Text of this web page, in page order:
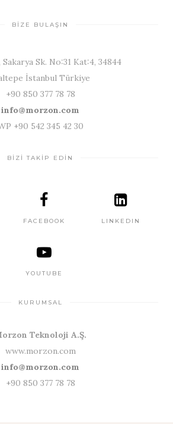
BİZE BULAŞIN
Sakarya Sk. No:31 Kat:4, 34844
İstanbul Türkiye
+90 850 377 78 78
info@morzon.com
+90 542 345 42 30
BİZİ TAKİP EDİN
FACEBOOK
YOUTUBE
LINKEDIN
KURUMSAL
Teknoloji A.Ş.
www.morzon.com
info@morzon.com
+90 850 377 78 78